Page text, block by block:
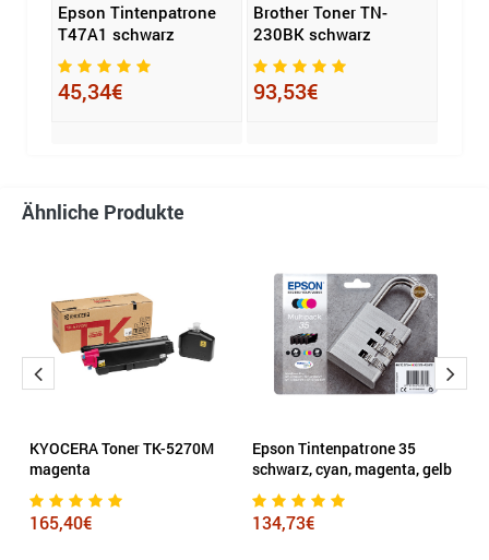
Epson Tintenpatrone
T47A1 schwarz
45,34€
Brother Toner TN-
230BK schwarz
93,53€
Ähnliche Produkte
KYOCERA Toner TK-5270M
magenta
165,40€
Epson Tintenpatrone 35
schwarz, cyan, magenta, gelb
134,73€